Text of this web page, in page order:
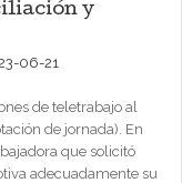
y
06-21
de teletrabajo al
de jornada). En
que solicitó
adecuadamente su